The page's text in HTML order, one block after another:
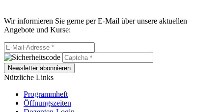
Wir informieren Sie gerne per E-Mail über unsere aktuellen
Angebote und Kurse:
Newsletter abonnieren
Nützliche Links
Programmheft
Öffnungszeiten